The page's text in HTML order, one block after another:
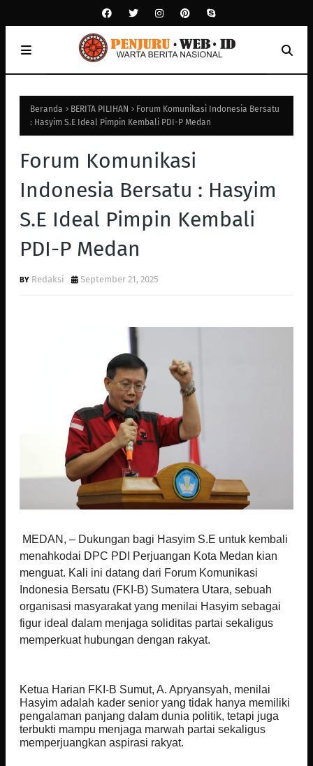
Beranda BERITA PILIHAN
Forum Komunikasi Indonesia Bersatu
: Hasyim S.E Ideal Pimpin Kembali PDI-P Medan
Forum Komunikasi
Indonesia Bersatu : Hasyim
S.E Ideal Pimpin Kembali
PDI-P Medan
Redaksi September 21, 2025
MEDAN, – Dukungan bagi Hasyim S.E untuk kembali
menahkodai DPC PDI Perjuangan Kota Medan kian
menguat. Kali ini datang dari Forum Komunikasi
Indonesia Bersatu (FKI-B) Sumatera Utara, sebuah
organisasi masyarakat yang menilai Hasyim sebagai
figur ideal dalam menjaga soliditas partai sekaligus
memperkuat hubungan dengan rakyat.
Ketua Harian FKI-B Sumut, A. Apryansyah, menilai
Hasyim adalah kader senior yang tidak hanya memiliki
pengalaman panjang dalam dunia politik, tetapi juga
terbukti mampu menjaga marwah partai sekaligus
memperjuangkan aspirasi rakyat.